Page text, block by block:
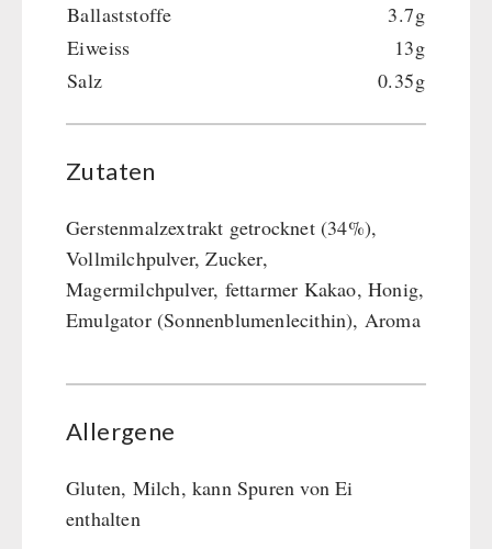
Ballaststoffe
3.7g
Eiweiss
13g
Salz
0.35g
Zutaten
Gerstenmalzextrakt getrocknet (34%),
Vollmilchpulver, Zucker,
Magermilchpulver, fettarmer Kakao, Honig,
Emulgator (Sonnenblumenlecithin), Aroma
Allergene
Gluten, Milch, kann Spuren von Ei
enthalten